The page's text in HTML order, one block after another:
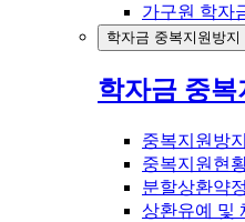
가구원 학자
학자금 중복지원방지
학자금 중복
중복지원방
중복지원현
분할상환약
상환유예 및